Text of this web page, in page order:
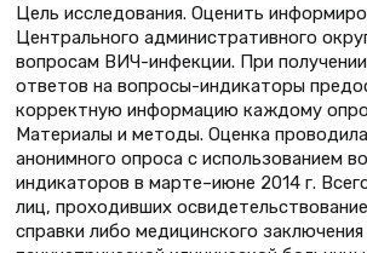
Цель исследования. Оценить
Центрального административного
вопросам ВИЧ-инфекции. При
ответов на вопросы-индикаторы
корректную информацию каждому
Материалы и методы. Оценка
анонимного опроса с использованием
индикаторов в марте–июне 2014 г.
лиц, проходивших
справки либо медицинского